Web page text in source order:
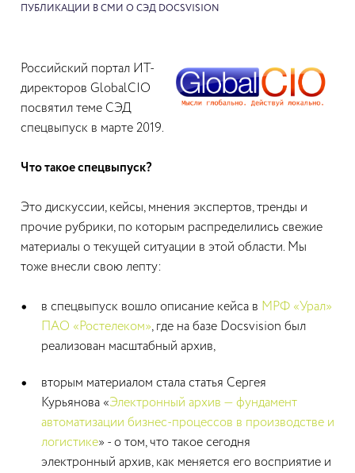
ПУБЛИКАЦИИ В СМИ О СЭД DOCSVISION
Российский портал ИТ-
директоров GlobalCIO
посвятил теме СЭД
спецвыпуск в марте 2019.
Что такое спецвыпуск?
Это дискуссии, кейсы, мнения экспертов, тренды и
прочие рубрики, по которым распределились свежие
материалы о текущей ситуации в этой области. Мы
тоже внесли свою лепту:
в спецвыпуск вошло описание кейса в МРФ «Урал»
ПАО «Ростелеком», где на базе Docsvision был
реализован масштабный архив,
вторым материалом стала статья Сергея
Курьянова «Электронный архив — фундамент
автоматизации бизнес-процессов в производстве и
логистике» - о том, что такое сегодня
электронный архив, как меняется его восприятие и